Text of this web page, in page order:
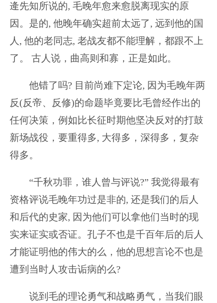
逄先知所说的, 毛晚年愈来愈脱离现实的原
因。是的, 他晚年确实超前太远了, 远到他的国
人, 他的老同志, 老战友都不能理解，都跟不上
了。 古人说，曲高则和寡，正是如此。
他错了吗? 目前尚难下定论, 因为毛晚年两
反(反帝、反修)的命题毕竟要比毛曾经作出的
任何决策，例如比长征时期他坚决反对的打鼓
新场战役，要重得多, 大得多，深得多，复杂
得多。
“千秋功罪，谁人曾与评说?” 我觉得最有
资格评说毛晚年功过是非的, 还是我们的后人
和后代的史家, 因为他们可以拿他们当时的现
实来证实或否证。孔子不也是千百年后的后人
才能证明他的伟大的么，他的思想言论不也是
遭到当时人攻击诟病的么?
说到毛的理论勇气和战略勇气，当我们眼